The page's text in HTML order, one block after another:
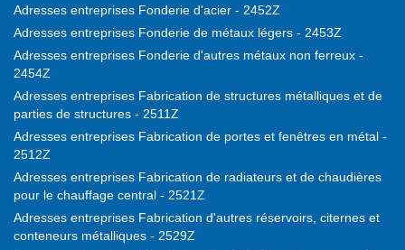
Adresses entreprises Fonderie d'acier - 2452Z
Adresses entreprises Fonderie de métaux légers - 2453Z
Adresses entreprises Fonderie d'autres métaux non ferreux -
2454Z
Adresses entreprises Fabrication de structures métalliques et de
parties de structures - 2511Z
Adresses entreprises Fabrication de portes et fenêtres en métal -
2512Z
Adresses entreprises Fabrication de radiateurs et de chaudières
pour le chauffage central - 2521Z
Adresses entreprises Fabrication d'autres réservoirs, citernes et
conteneurs métalliques - 2529Z